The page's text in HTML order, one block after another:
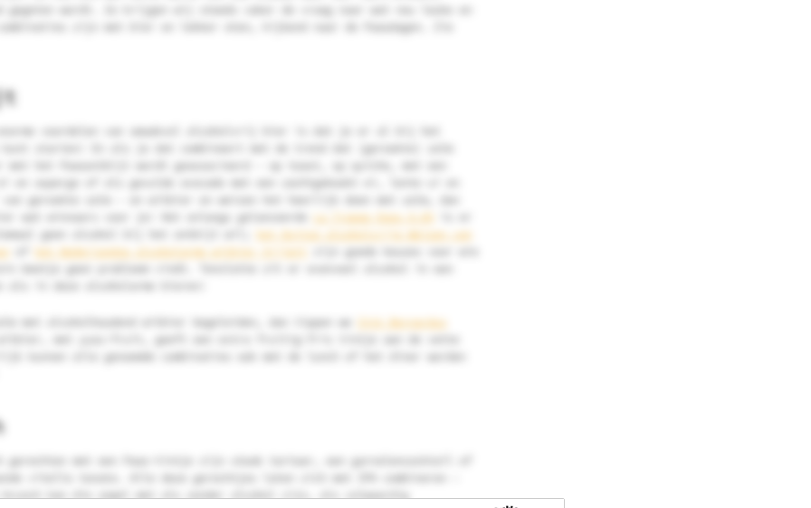
gegeten wordt. Zo krijgen wij steeds vaker de vraag naar wat nou leuke en
zijn met bier en lekker eten, kijkend naar de Paasdagen. Zie
enorme voordelen van smaakvol alcoholvrij bier is dat je er al bij het
kunt starten! En als je dat combineert met de trend dat (gerookte) zalm
met het Paasontbijt wordt geassocieerd – op toast, op quiche, met een
ei en asperge of als gevulde avocado met een zachtgekookt ei, lente ui en
van gerookte zalm – en witbier en weizen het heerlijk doen met zalm, dan
wat winnaars voor je! Het onlangs gelanceerde
La Trappe Epos 0.0%
geen alcohol bij het ontbijt wil;
het Duitse alcoholvrije Weizen van
het Nederlandse alcoholarme witbier Vrijwit
zijn goede keuzes voor wie
beetje geen probleem vindt. Tenslotte zit er evenveel alcohol in een
met alcoholhoudend witbier begeleiden, dan tippen we
Sint Bernardus
met yuzu-fruit, geeft een extra fruitig-fris tintje aan de vette
kunnen alle genoemde combinaties ook met de lunch of het diner worden
gerechten met een Paas-tintje zijn steak tartaar, een garnalencocktail of
vitello tonato. Alle deze gerechtjes laten zich met IPA combineren –
kan die zowel met als zonder alcohol zijn, als volwaardig